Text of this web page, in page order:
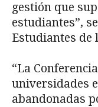
gestión que
estudiantes”,
Estudiantes de
“La
universidades
abandonadas